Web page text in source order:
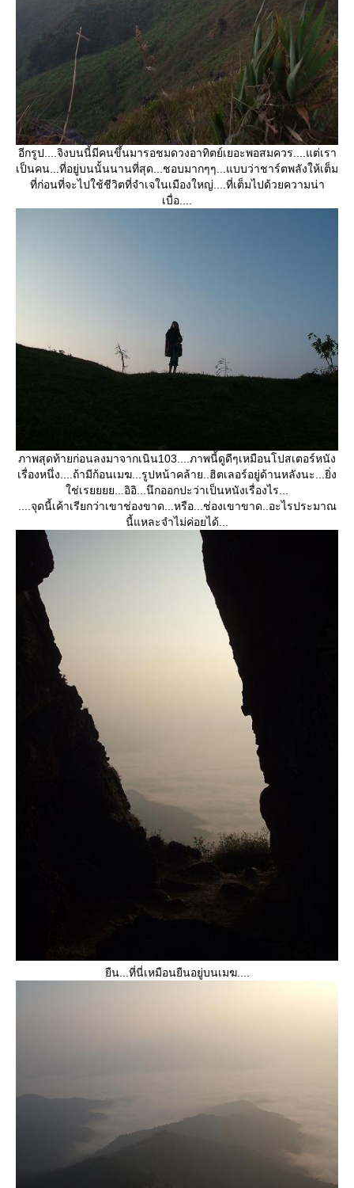
อีกรูป....จิงบนนี้มีคนขึ้นมารอชมดวงอาทิตย์เยอะพอสมควร....แต่เรา
เป็นคน...ที่อยู่บนนั้นนานที่สุด...ชอบมากๆๆ...แบบว่าชาร์ตพลังให้เต็ม
ที่ก่อนที่จะไปใช้ชีวิตที่จำเจในเมืองใหญ่....ที่เต็มไปด้วยความน่า
เบื่อ....
ภาพสุดท้ายก่อนลงมาจากเนิน103....ภาพนี้ดูดีๆเหมือนโปสเตอร์หนัง
เรื่องหนึ่ง....ถ้ามีก้อนเมฆ...รูปหน้าคล้าย..ฮิตเลอร์อยู่ด้านหลังนะ...ยิ่ง
ช่เรยยยย...อิอิ...นึกออกปะว่าเป็นหนังเรื่องไร...
....จุดนี้เค้าเรียกว่าเขาช่องขาด...หรือ...ช่องเขาขาด..อะไรประมาณ
นี้แหละจำไม่ค่อยได้...
ืน...ที่นี่เหมือนยืนอยู่บนเมฆ....